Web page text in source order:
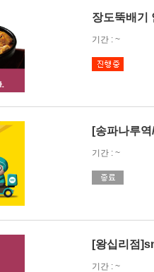
장도뚝배기
기간 : ~
[송파나루
기간 : ~
[왕십리점
기간 : ~